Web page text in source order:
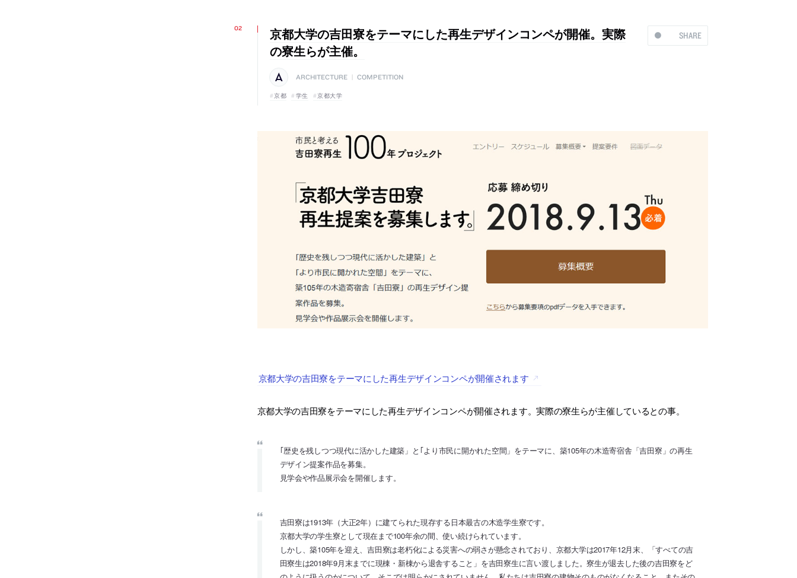
SHARE
京都大学の吉田寮をテーマにした再生デザインコンペが開催。実際
の寮生らが主催。
ARCHITECTURE COMPETITION
京都 学生 京都大学
京都大学の吉田寮をテーマにした再生デザインコンペが開催されます
京都大学の吉田寮をテーマにした再生デザインコンペが開催されます。実際の寮生らが主催しているとの事。
｢歴史を残しつつ現代に活かした建築」と｢より市民に開かれた空間」をテーマに、築105年の木造寄宿舎「吉田寮」の再生
デザイン提案作品を募集。
見学会や作品展示会を開催します。
吉田寮は1913年（大正2年）に建てられた現存する日本最古の木造学生寮です。
京都大学の学生寮として現在まで100年余の間、使い続けられています。
しかし、築105年を迎え、吉田寮は老朽化による災害への弱さが懸念されており、京都大学は2017年12月末、「すべての吉
田寮生は2018年9月末までに現棟・新棟から退舎すること」を吉田寮生に言い渡しました。寮生が退去した後の吉田寮をど